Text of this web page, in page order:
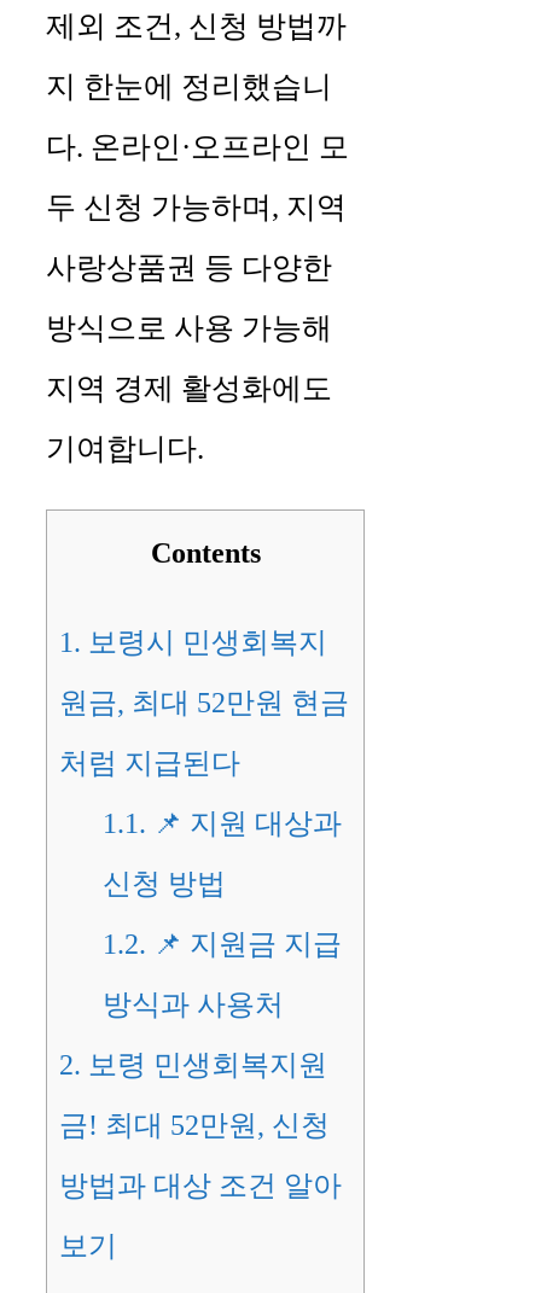
제외 조건, 신청 방법까
지 한눈에 정리했습니
다. 온라인·오프라인 모
두 신청 가능하며, 지역
사랑상품권 등 다양한
방식으로 사용 가능해
지역 경제 활성화에도
기여합니다.
Contents
1. 보령시 민생회복지
원금, 최대 52만원 현금
처럼 지급된다
1.1. 📌 지원 대상과
신청 방법
1.2. 📌 지원금 지급
방식과 사용처
2. 보령 민생회복지원
금! 최대 52만원, 신청
방법과 대상 조건 알아
보기